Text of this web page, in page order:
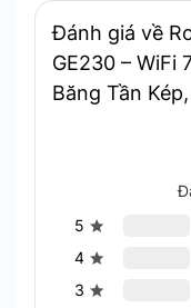
độ cao.
Đánh giá về
GE230 – WiFi
Băng Tần
5
4
3